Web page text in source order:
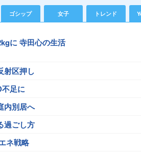
ゴシップ 女子 トレンド
に 寺田心の生活
射区押し
足に
内別居へ
過ごし方
ネ戦略